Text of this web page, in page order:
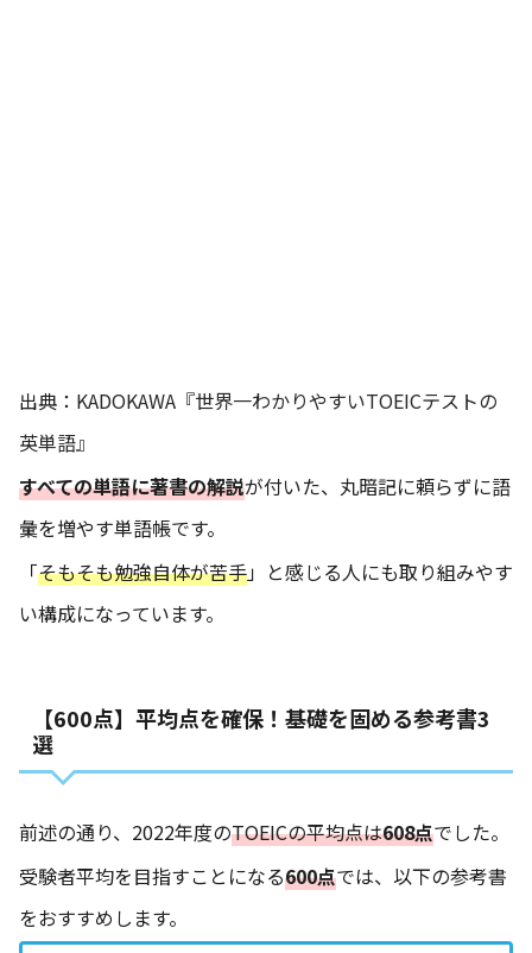
出典： KADOKAWA『世界一わかりやすいTOEICテストの
英単語』
すべての単語に著書の解説が付いた、丸暗記に頼らずに語
彙を増やす単語帳です。
「そもそも勉強自体が苦手」と感じる人にも取り組みやす
い構成になっています。
【600点】平均点を確保！基礎を固める参考書3
選
前述の通り、2022年度のTOEICの平均点は608点でした。
受験者平均を目指すことになる600点では、以下の参考書
をおすすめします。